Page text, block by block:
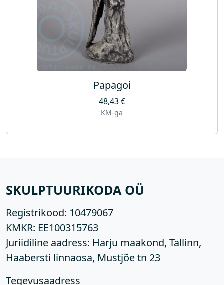
Papagoi
48,43€
KM-ga
SKULPTUURIKODA OÜ
Registrikood: 10479067
KMKR: EE100315763
Juriidiline aadress: Harju maakond, Tallinn,
Haabersti linnaosa, Mustjõe tn 23
Tegevusaadress